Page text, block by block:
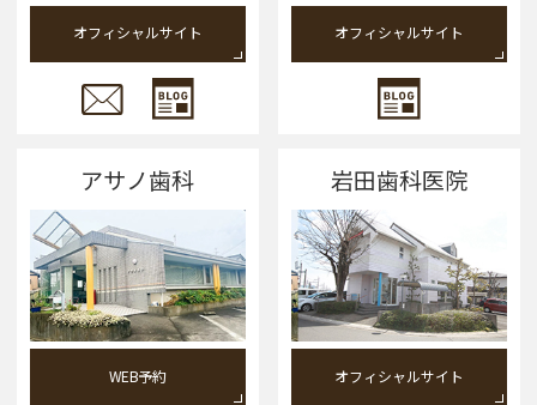
オフィシャルサイト オフィシャルサイト
アサノ歯科
WEB予約
岩田歯科医院
オフィシャルサイト